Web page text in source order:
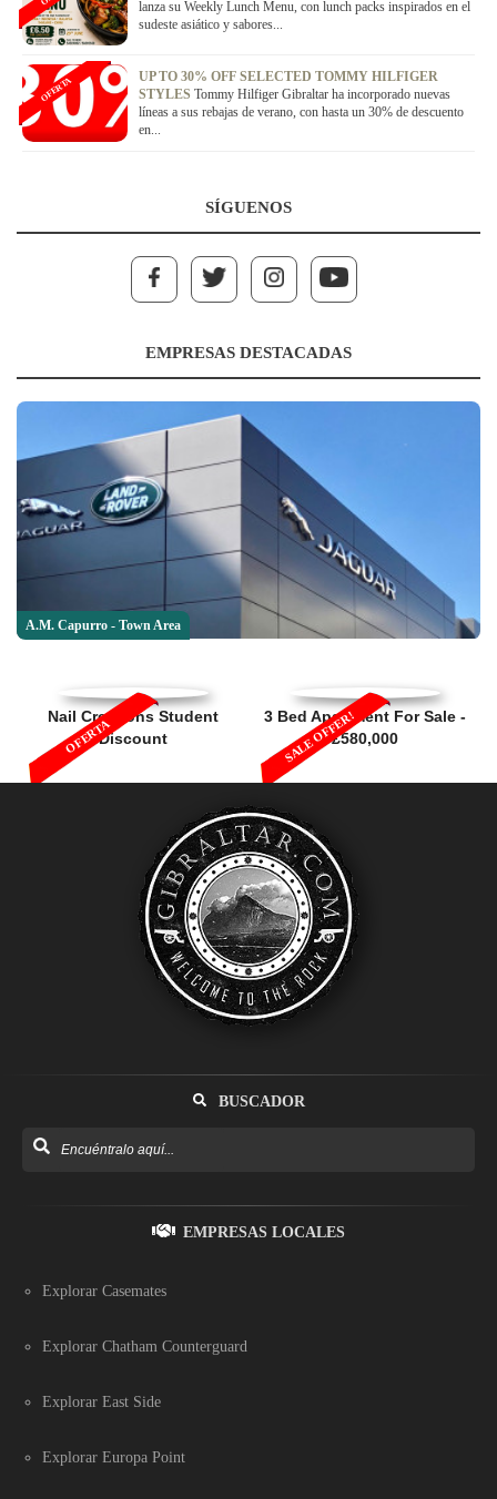
lanza su Weekly Lunch Menu, con lunch packs inspirados en el
sudeste asiático y sabores...
UP TO 30% OFF SELECTED TOMMY HILFIGER
STYLES Tommy Hilfiger Gibraltar ha incorporado nuevas
líneas a sus rebajas de verano, con hasta un 30% de descuento
en...
OFERTA
SÍGUENOS
EMPRESAS DESTACADAS
A.M. Capurro - Town Area
Nail Creations Student
Discount
OFERTA
3 Bed Apartment For Sale -
£580,000
SALE OFFER!
BUSCADOR
EMPRESAS LOCALES
Explorar Casemates
Explorar Chatham Counterguard
Explorar East Side
Explorar Europa Point